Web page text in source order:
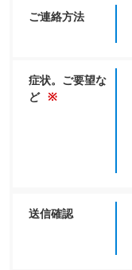
ご連絡方法
症状。ご要望な
ど
※
送信確認